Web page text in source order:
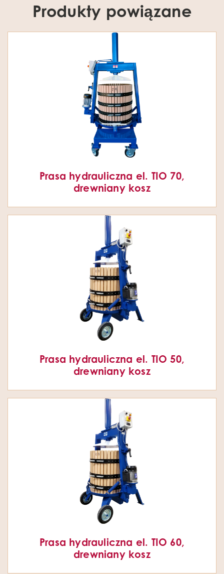
Produkty powiązane
Prasa hydrauliczna el. TIO 70,
drewniany kosz
Prasa hydrauliczna el. TIO 50,
drewniany kosz
Prasa hydrauliczna el. TIO 60,
drewniany kosz